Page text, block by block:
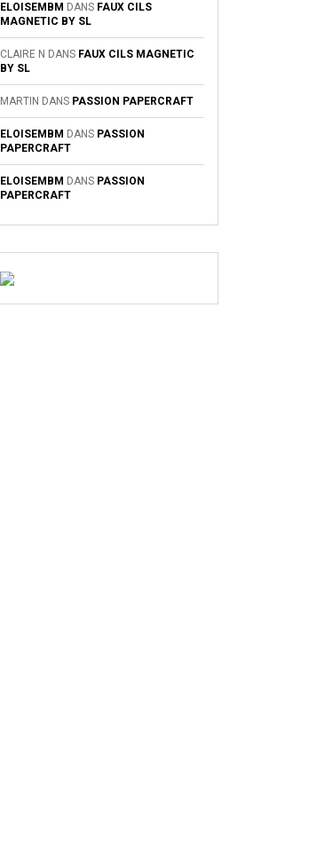
ELOISEMBM DANS FAUX CILS
MAGNETIC BY SL
CLAIRE N DANS FAUX CILS MAGNETIC
BY SL
MARTIN DANS PASSION PAPERCRAFT
ELOISEMBM DANS PASSION
PAPERCRAFT
ELOISEMBM DANS PASSION
PAPERCRAFT